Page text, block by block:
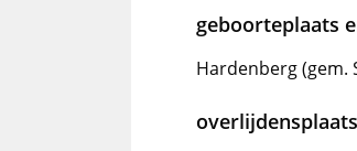
geboorteplaats
Hardenberg (gem.